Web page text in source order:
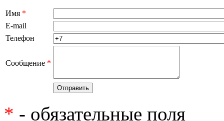
Имя *
E-mail
Телефон
Сообщение *
* - обязательные поля